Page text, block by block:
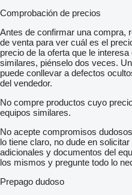
Comprobación de precios
Antes de confirmar una compra,
de venta para ver cuál es el
precio de la oferta que le
similares, piénselo dos veces.
puede conllevar a defectos
del vendedor.
No compre productos cuyo
equipos similares.
No acepte compromisos
lo tiene claro, no dude en
adicionales y documentos del
los mismos y pregunte todo lo
Prepago dudoso